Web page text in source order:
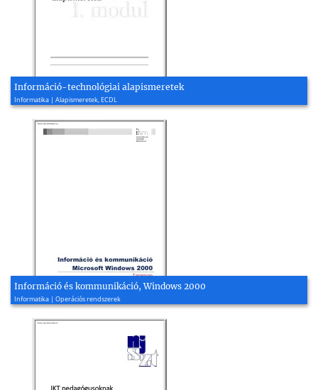
Információ-technológiai alapismeretek
Informatika | Alapismeretek, ECDL
Információ és kommunikáció, Windows 2000
Informatika | Operációs rendszerek